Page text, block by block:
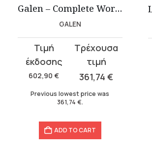
Galen – Complete Works (29 volumes)
GALEN
602,90€
Original
price
was:
602,90 €.
361,74€
Current
price
361,74 €.
Previous lowest price was
361,74 €.
ADD TO CART